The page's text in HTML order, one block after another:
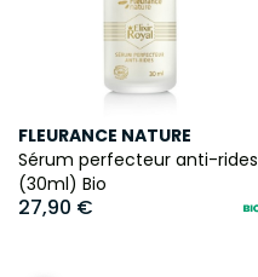
FLEURANCE NATURE
Sérum perfecteur anti-rides
(30ml) Bio
27,90 €